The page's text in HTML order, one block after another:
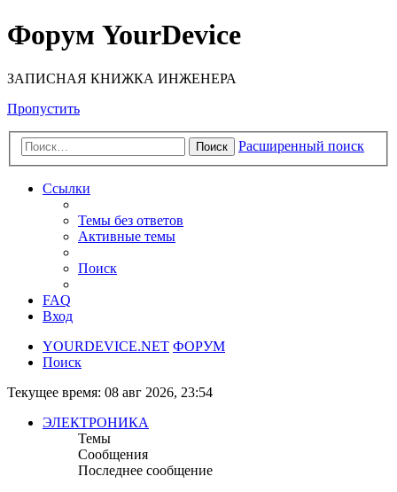
Форум YourDevice
ЗАПИСНАЯ КНИЖКА ИНЖЕНЕРА
Пропустить
Поиск Расширенный поиск
Ссылки
Темы без ответов
Активные темы
Поиск
FAQ
Вход
YOURDEVICE.NET ФОРУМ
Поиск
Текущее время: 08 авг 2026, 23:54
ЭЛЕКТРОНИКА
Темы
Сообщения
Последнее сообщение